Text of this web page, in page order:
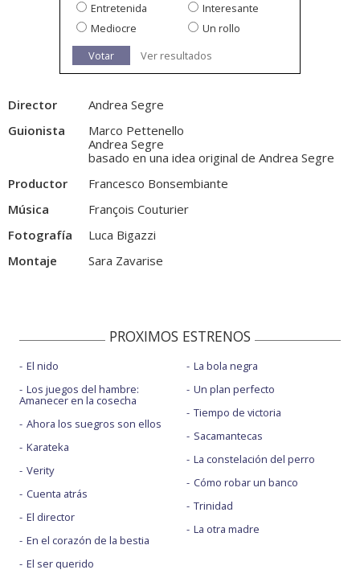
Entretenida
Interesante
Mediocre
Un rollo
Votar
Ver resultados
Director
Andrea Segre
Guionista
Marco Pettenello
Andrea Segre
basado en una idea original de Andrea Segre
Productor
Francesco Bonsembiante
Música
François Couturier
Fotografía
Luca Bigazzi
Montaje
Sara Zavarise
PROXIMOS ESTRENOS
El nido
Los juegos del hambre:
Amanecer en la cosecha
Ahora los suegros son ellos
Karateka
Verity
Cuenta atrás
El director
En el corazón de la bestia
El ser querido
La bola negra
Un plan perfecto
Tiempo de victoria
Sacamantecas
La constelación del perro
Cómo robar un banco
Trinidad
La otra madre